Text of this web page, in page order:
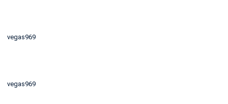
vegas969
vegas969